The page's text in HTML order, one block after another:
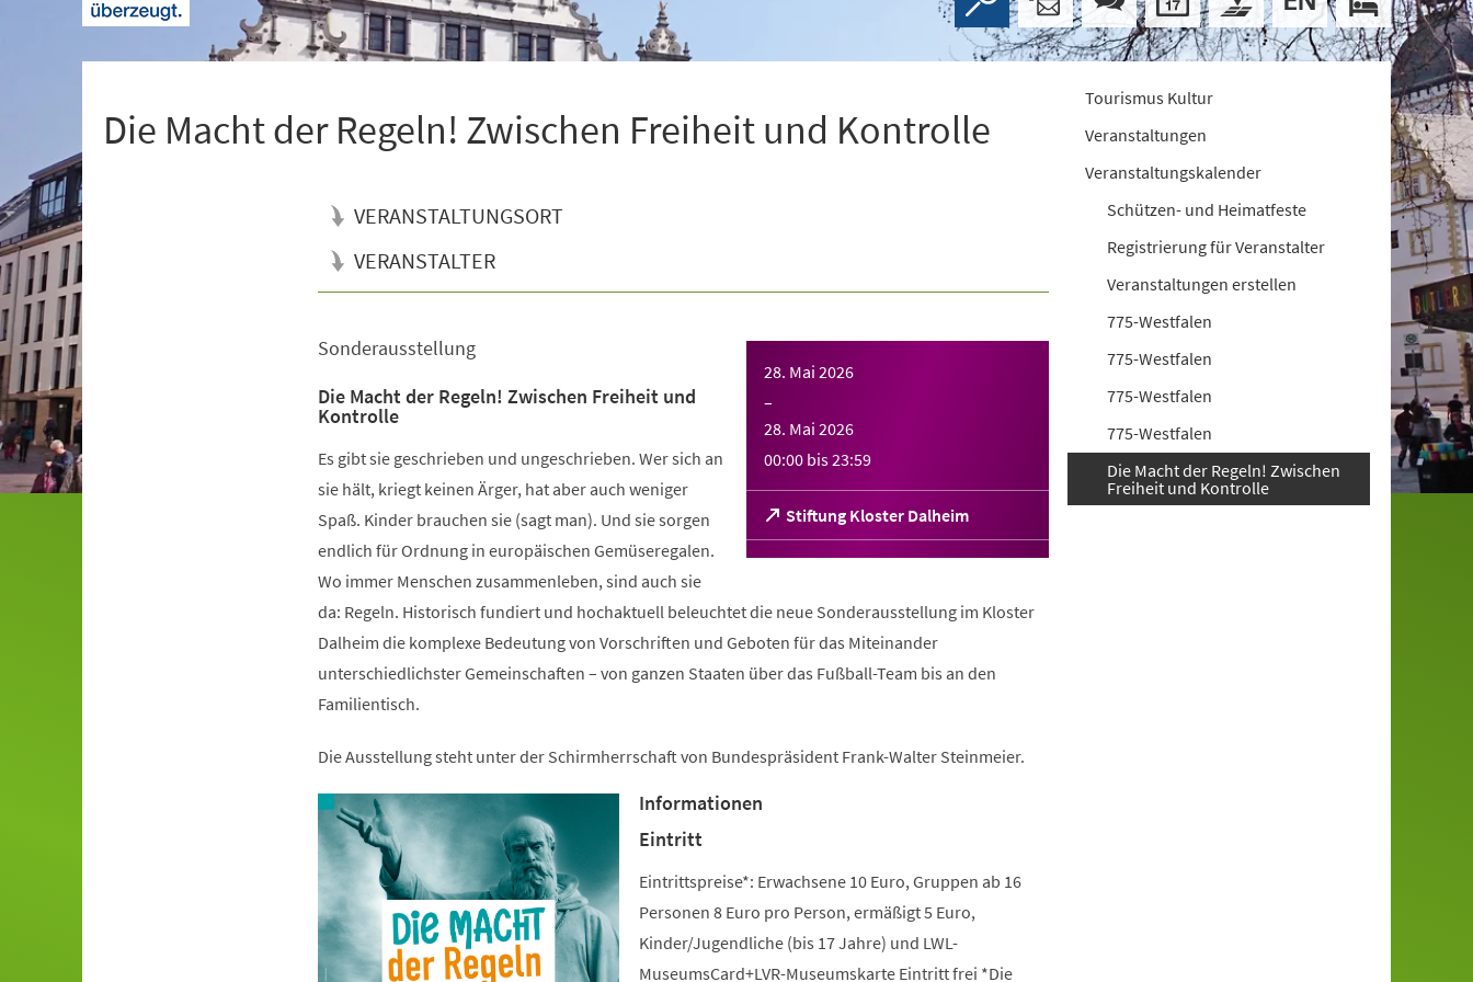
Die Macht der Regeln! Zwischen Freiheit und Kontrolle
VERANSTALTUNGSORT
VERANSTALTER
28. Mai 2026
–
28. Mai 2026
00:00 bis23:59
Stiftung Kloster Dalheim
(Öffnet
in
einem
Sonderausstellung
Die Macht der Regeln! Zwischen Freiheit und
Kontrolle
Es gibt sie geschrieben und ungeschrieben. Wer sich an
sie hält, kriegt keinen Ärger, hat aber auch weniger
Spaß. Kinder brauchen sie (sagt man). Und sie sorgen
endlich für Ordnung in europäischen Gemüseregalen.
Wo immer Menschen zusammenleben, sind auch sie
da: Regeln. Historisch fundiert und hochaktuell beleuchtet die neue Sonderausstellung im Kloster
Dalheim die komplexe Bedeutung von Vorschriften und Geboten für das Miteinander
unterschiedlichster Gemeinschaften – von ganzen Staaten über das Fußball-Team bis an den
Familientisch.
Die Ausstellung steht unter der Schirmherrschaft von Bundespräsident Frank-Walter Steinmeier.
Informationen
Eintritt
Eintrittspreise*: Erwachsene 10 Euro, Gruppen ab 16
Personen 8 Euro pro Person, ermäßigt 5 Euro,
Kinder/Jugendliche (bis 17 Jahre) und LWL-
MuseumsCard+LVR-Museumskarte Eintritt frei *Die
Tourismus Kultur
Veranstaltungen
Veranstaltungskalender
Schützen- und Heimatfeste
Registrierung für Veranstalter
Veranstaltungen erstellen
775-Westfalen
775-Westfalen
775-Westfalen
775-Westfalen
Die Macht der Regeln! Zwischen
Freiheit und Kontrolle